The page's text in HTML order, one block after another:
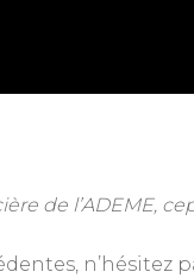
de l’ADEME,
n’hésitez